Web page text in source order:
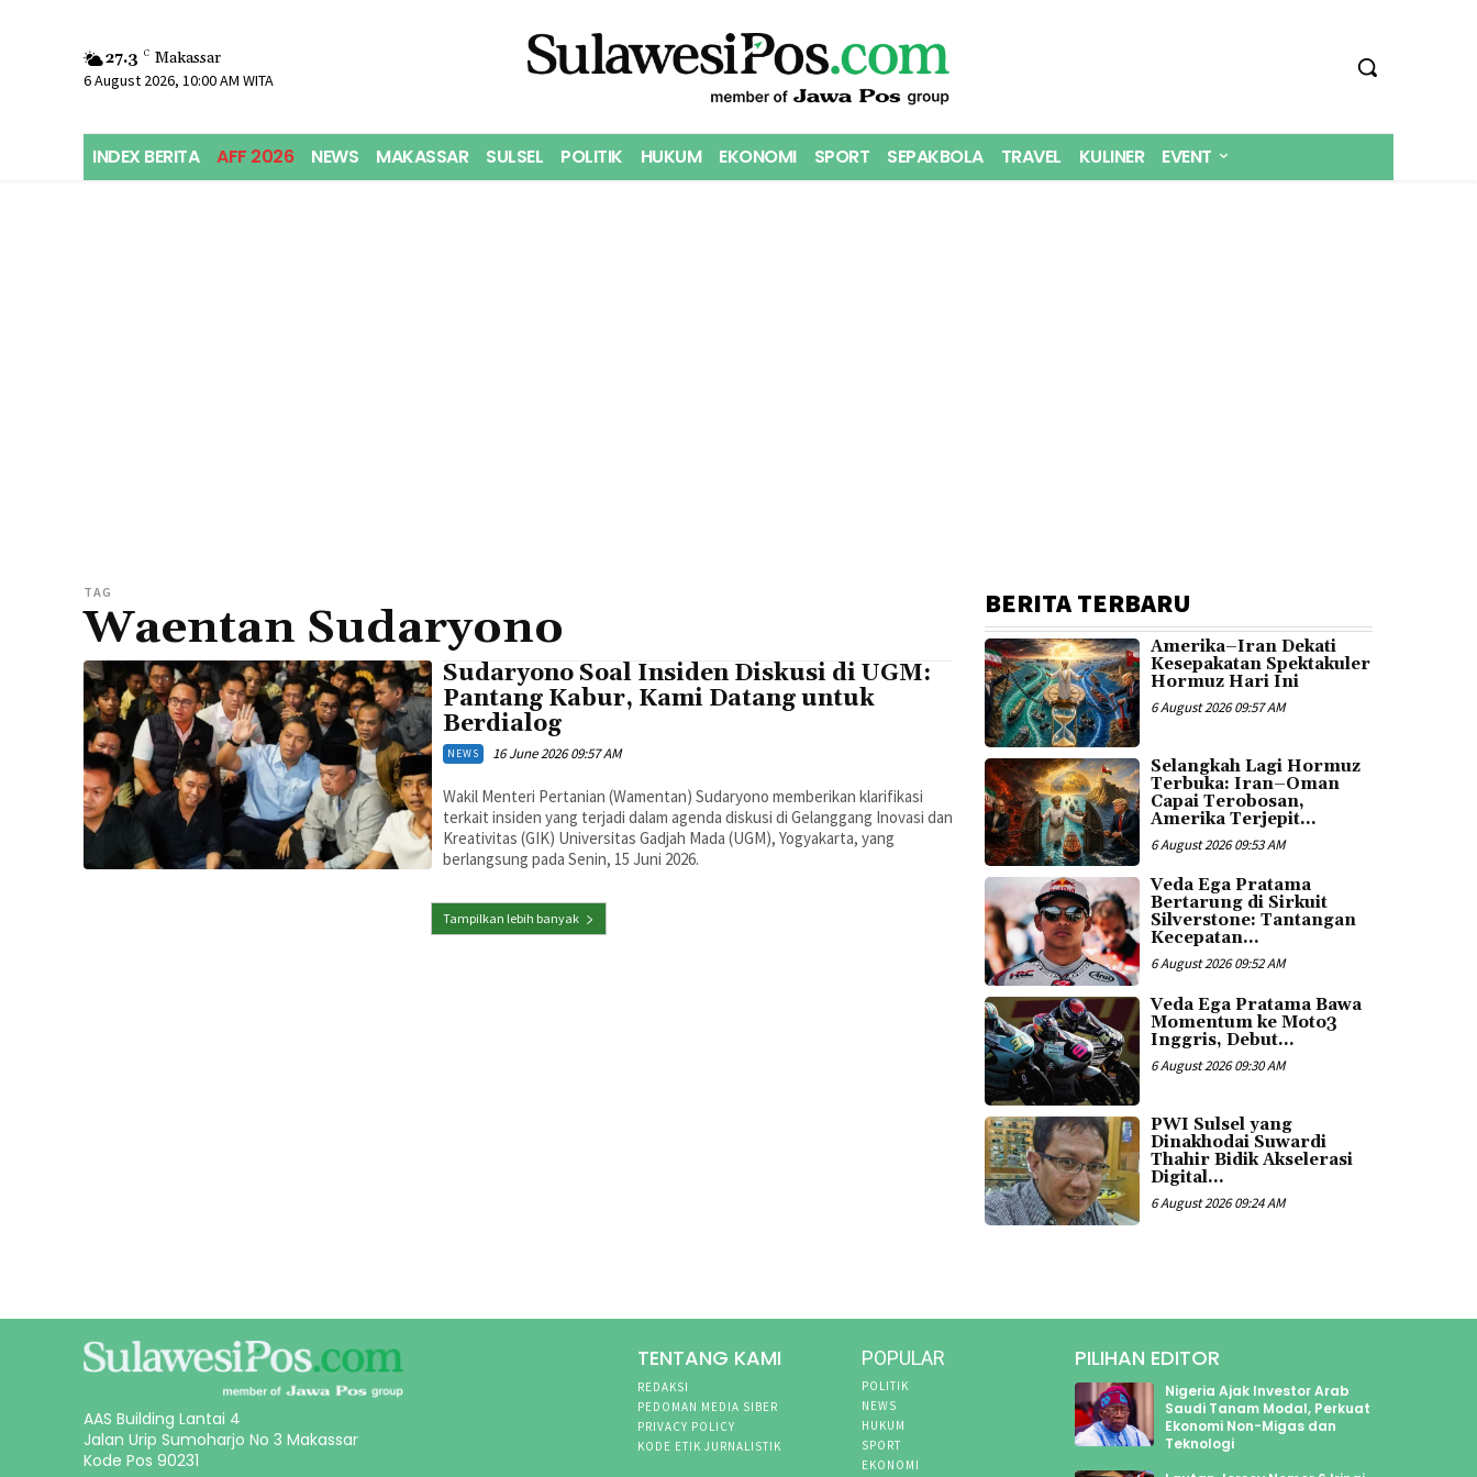
27.3 C Makassar
6 August 2026, 10:00 AM WITA
INDEX BERITA AFF 2026 NEWS MAKASSAR SULSEL POLITIK HUKUM EKONOMI SPORT SEPAKBOLA TRAVEL KULINER EVENT
TAG
Waentan Sudaryono
Sudaryono Soal Insiden Diskusi di UGM:
Pantang Kabur, Kami Datang untuk
Berdialog
NEWS 16 June 2026 09:57 AM
Wakil Menteri Pertanian (Wamentan) Sudaryono memberikan klarifikasi
terkait insiden yang terjadi dalam agenda diskusi di Gelanggang Inovasi dan
Kreativitas (GIK) Universitas Gadjah Mada (UGM), Yogyakarta, yang
berlangsung pada Senin, 15 Juni 2026.
Tampilkan lebih banyak
BERITA TERBARU
Amerika–Iran Dekati
Kesepakatan Spektakuler
Hormuz Hari Ini
6 August 2026 09:57 AM
Selangkah Lagi Hormuz
Terbuka: Iran–Oman
Capai Terobosan,
Amerika Terjepit...
6 August 2026 09:53 AM
Veda Ega Pratama
Bertarung di Sirkuit
Silverstone: Tantangan
Kecepatan...
6 August 2026 09:52 AM
Veda Ega Pratama Bawa
Momentum ke Moto3
Inggris, Debut...
6 August 2026 09:30 AM
PWI Sulsel yang
Dinakhodai Suwardi
Thahir Bidik Akselerasi
Digital...
6 August 2026 09:24 AM
AAS Building Lantai 4
Jalan Urip Sumoharjo No 3 Makassar
Kode Pos 90231
TENTANG KAMI
REDAKSI
PEDOMAN MEDIA SIBER
PRIVACY POLICY
KODE ETIK JURNALISTIK
POPULAR
POLITIK
NEWS
HUKUM
SPORT
EKONOMI
PILIHAN EDITOR
Nigeria Ajak Investor Arab
Saudi Tanam Modal, Perkuat
Ekonomi Non-Migas dan
Teknologi